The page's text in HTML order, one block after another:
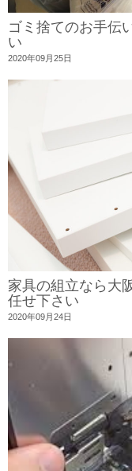
ゴミ捨てのお手伝
い
2020年09月25日
家具の組立なら大
任せ下さい
2020年09月24日